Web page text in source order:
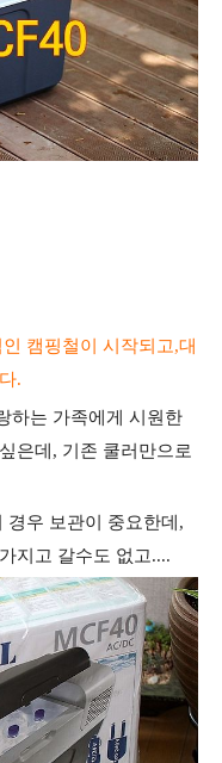
캠핑철이 시작되고,대
.
하는 가족에게 시원한
은데, 기존 쿨러만으로
경우 보관이 중요한데,
지고 갈수도 없고....